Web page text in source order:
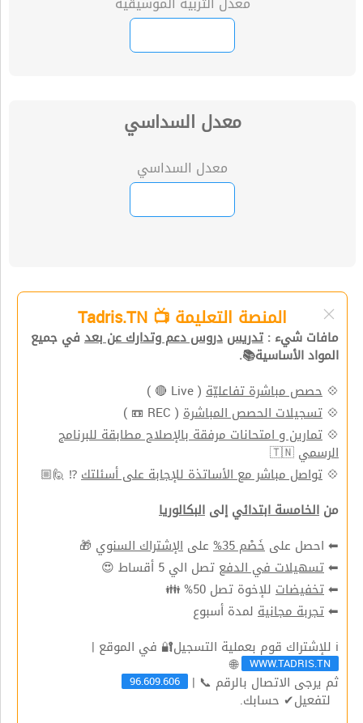
معدل السداسي
معدل السداسي
المنصة التعليمة 📺 Tadris.TN
مافات شيء : تدريس دروس دعم وتدارك عن بعد في جميع
المواد الأساسية📚.
💠 حصص مباشرة تفاعليّة ( Live 🔴 )
💠 تسجيلات الحصص المباشرة ( REC 📼 )
💠 تمارين و امتحانات مرفقة بالإصلاح مطابقة للبرنامج
الرسمي
💠 تواصل مباشر مع الأساتذة للإجابة على أسئلتك⁉ 🙋🏼
من الخامسة ابتدائيإلى البكالوريا
⬅ احصل على خَصْم 35% على الإشتراك السنوي 🎁
⬅تسهيلات في الدفع تصل الي 5 أقساط 😍
⬅تخفيضات للإخوة تصل 50% 👪
⬅تجربة مجانية لمدة أسبوع
ℹ للإشتراك قوم بعملية التسجيل🔐 في الموقع |
WWW.TADRIS.TN
🌐
ثم يرجى الاتصال بالرقم 📞 | 96.609.606
لتفعيل✔ حسابك.